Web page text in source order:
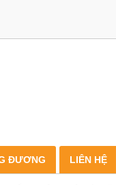
ĐƯƠNG LIÊN HỆ